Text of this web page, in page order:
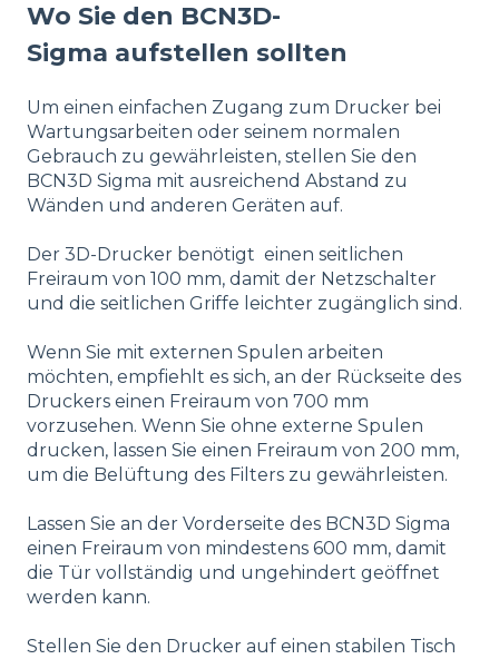
Wo Sie den BCN3D-
Sigma aufstellen sollten
Um einen einfachen Zugang zum Drucker bei
Wartungsarbeiten oder seinem normalen
Gebrauch zu gewährleisten, stellen Sie den
BCN3D Sigma mit ausreichend Abstand zu
Wänden und anderen Geräten auf.
Der 3D-Drucker benötigt einen seitlichen
Freiraum von 100 mm, damit der Netzschalter
und die seitlichen Griffe leichter zugänglich sind.
Wenn Sie mit externen Spulen arbeiten
möchten, empfiehlt es sich, an der Rückseite des
Druckers einen Freiraum von 700 mm
vorzusehen. Wenn Sie ohne externe Spulen
drucken, lassen Sie einen Freiraum von 200 mm,
um die Belüftung des Filters zu gewährleisten.
Lassen Sie an der Vorderseite des BCN3D Sigma
einen Freiraum von mindestens 600 mm, damit
die Tür vollständig und ungehindert geöffnet
werden kann.
Stellen Sie den Drucker auf einen stabilen Tisch